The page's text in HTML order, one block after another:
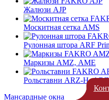
Жалюзи AJP
Москитная сетка AMS
Рулонная штора ARF
Маркизы AMZ, AME
Рольставни ARZ-H,
Мансардные окна